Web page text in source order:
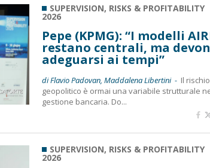
SUPERVISION, RISKS & PROFITABILITY
2026
Pepe (KPMG): “I modelli
restano centrali, ma
adeguarsi ai tempi”
di Flavio Padovan, Maddalena Libertini - Il rischio
geopolitico è ormai una variabile strutturale
gestione bancaria. Do...
SUPERVISION, RISKS & PROFITABILITY
2026